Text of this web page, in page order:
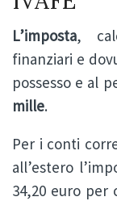
L’imposta,
finanziari e
possesso e al
mille.
Per i conti
all’estero
34,20 euro per